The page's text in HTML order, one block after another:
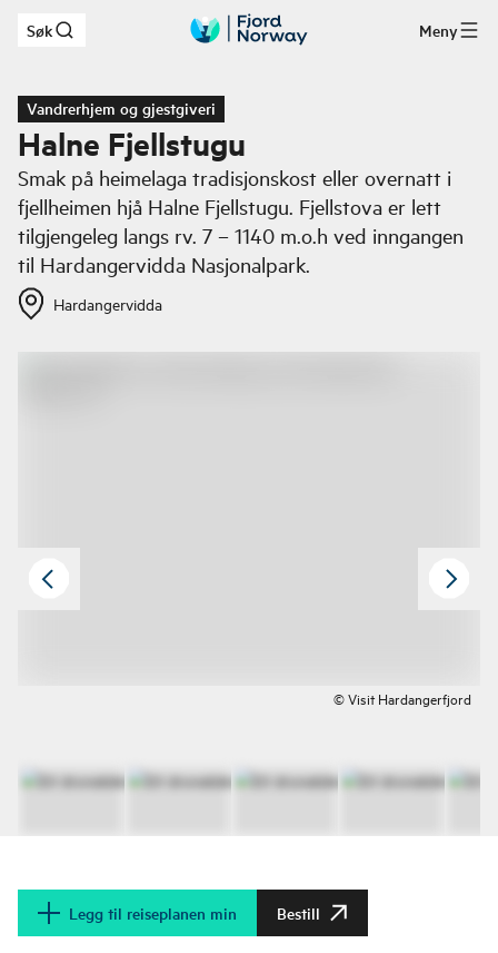
Hopp til hovedinnhold
Søk Meny
Vandrerhjem og gjestgiveri
Halne Fjellstugu
Smak på heimelaga tradisjonskost eller overnatt i
fjellheimen hjå Halne Fjellstugu. Fjellstova er lett
tilgjengeleg langs rv. 7 – 1140 m.o.h ved inngangen
til Hardangervidda Nasjonalpark.
Hardangervidda
© Visit Hardangerfjord
Legg til reiseplanen min Bestill